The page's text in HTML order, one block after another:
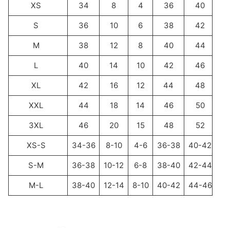
XS 34 8 4 36 40
S 36 10 6 38 42
M 38 12 8 40 44
L 40 14 10 42 46
XL 42 16 12 44 48
XXL 44 18 14 46 50
3XL 46 20 15 48 52
XS-S 34-36 8-10 4-6 36-38 40-42
S-M 36-38 10-12 6-8 38-40 42-44
M-L 38-40 12-14 8-10 40-42 44-46